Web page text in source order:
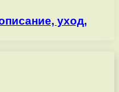
уход,